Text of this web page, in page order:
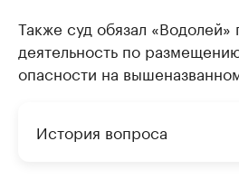
Также суд обязал «Водолей»
деятельность по
опасности на
История вопроса